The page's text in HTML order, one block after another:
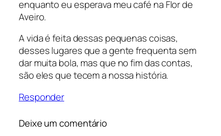
enquanto eu esperava meu café na Flor de
Aveiro.
A vida é feita dessas pequenas coisas,
desses lugares que a gente frequenta sem
dar muita bola, mas que no fim das contas,
são eles que tecem a nossa história.
Responder
Deixe um comentário